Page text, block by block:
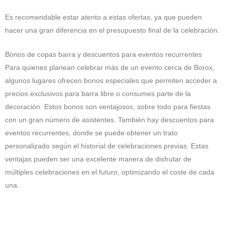
Es recomendable estar atento a estas ofertas, ya que pueden
hacer una gran diferencia en el presupuesto final de la celebración.
Bonos de copas barra y descuentos para eventos recurrentes
Para quienes planean celebrar más de un evento cerca de Borox,
algunos lugares ofrecen bonos especiales que permiten acceder a
precios exclusivos para barra libre o consumes parte de la
decoración. Estos bonos son ventajosos, sobre todo para fiestas
con un gran número de asistentes. También hay descuentos para
eventos recurrentes, donde se puede obtener un trato
personalizado según el historial de celebraciones previas. Estas
ventajas pueden ser una excelente manera de disfrutar de
múltiples celebraciones en el futuro, optimizando el coste de cada
una.